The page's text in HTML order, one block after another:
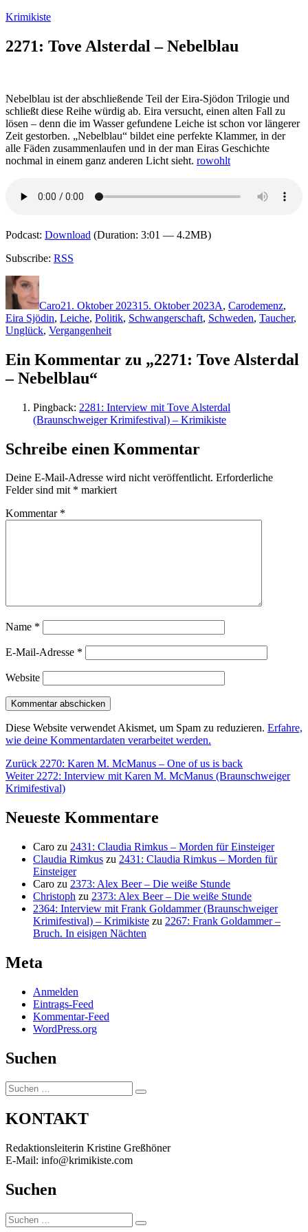
Zum
springen
Krimikiste
2271: Tove Alsterdal – Nebelblau
Nebelblau ist der abschließende Teil der Eira-Sjödon Trilogie und
schließt diese Reihe würdig ab. Eira versucht, einen alten Fall zu
lösen – denn die im Wasser gefundene Leiche ist schon vor längerer
Zeit gestorben. „Nebelblau“ bildet eine perfekte Klammer, in der
alle Fäden zusammenlaufen und in der man Eiras Geschichte
nochmal in einem ganz anderen Licht sieht. rowohlt
Podcast: Download (Duration: 3:01 — 4.2MB)
Subscribe: RSS
Autor
Caro21. Oktober 202315. Oktober 2023A, Carodemenz,
Eira Sjödin, Leiche, Politik, Schwangerschaft, Schweden, Taucher,
Unglück, Vergangenheit
Ein Kommentar zu „2271: Tove Alsterdal
– Nebelblau“
Pingback: 2281: Interview mit Tove Alsterdal
(Braunschweiger Krimifestival) – Krimikiste
Schreibe einen Kommentar
Deine E-Mail-Adresse wird nicht veröffentlicht. Erforderliche
Felder sind mit * markiert
Kommentar *
Name *
E-Mail-Adresse *
Website
Diese Website verwendet Akismet, um Spam zu reduzieren. Erfahre,
wie deine Kommentardaten verarbeitet werden.
Beitragsnavigation
Zurück Vorheriger
Beitrag:
2270: Karen M. McManus – One of us is back
Weiter Nächster
Beitrag:
2272: Interview mit Karen M. McManus (Braunschweiger
Krimifestival)
Neueste Kommentare
Caro zu 2431: Claudia Rimkus – Morden für Einsteiger
Claudia Rimkus zu 2431: Claudia Rimkus – Morden für
Einsteiger
Caro zu 2373: Alex Beer – Die weiße Stunde
Christoph zu 2373: Alex Beer – Die weiße Stunde
2364: Interview mit Frank Goldammer (Braunschweiger
Krimifestival) – Krimikiste zu 2267: Frank Goldammer –
Bruch. In eisigen Nächten
Meta
Anmelden
Eintrags-Feed
Kommentar-Feed
WordPress.org
Suchen
Suchen
nach:
Suchen
KONTAKT
Redaktionsleiterin Kristine Greßhöner
E-Mail: info@krimikiste.com
Suchen
Suchen
Suchen